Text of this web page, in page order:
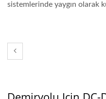
sistemlerinde yaygın olarak